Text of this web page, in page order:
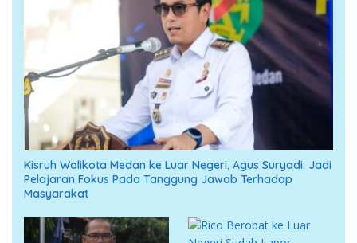
Kisruh Walikota Medan ke Luar Negeri, Agus Suryadi: Jadi
Pelajaran Fokus Pada Tanggung Jawab Terhadap
Masyarakat